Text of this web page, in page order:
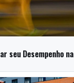
seu Desempenho na